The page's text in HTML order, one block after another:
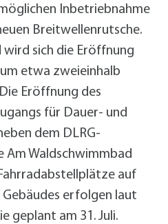
Inbetriebnahme
Breitwellenrutsche.
wird sich die Eröffnung
etwa zweieinhalb
Eröffnung des
für Dauer- und
dem DLRG-
Am Waldschwimmbad
auf
erfolgen laut
geplant am 31. Juli.